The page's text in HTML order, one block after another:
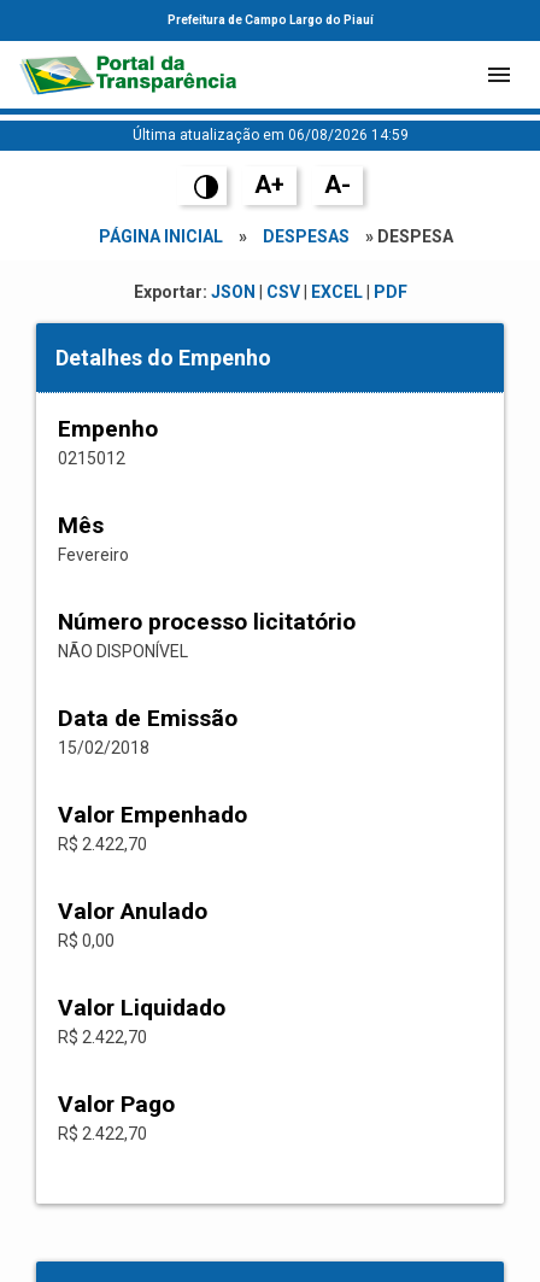
Prefeitura de Campo Largo do Piauí
Última atualização em 06/08/2026 14:59
A+ A-
PÁGINA INICIAL » DESPESAS » DESPESA
Exportar: JSON CSV| EXCEL| PDF
Detalhes do Empenho
Empenho
0215012
Mês
Fevereiro
Número processo licitatório
NÃO DISPONÍVEL
Data de Emissão
15/02/2018
Valor Empenhado
R$ 2.422,70
Valor Anulado
R$ 0,00
Valor Liquidado
R$ 2.422,70
Valor Pago
R$ 2.422,70